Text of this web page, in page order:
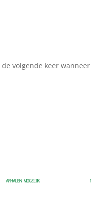
volgende keer
AFHALEN MOGELIJK